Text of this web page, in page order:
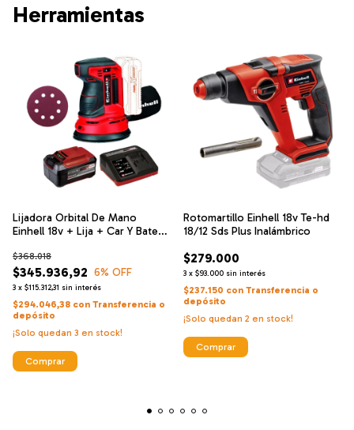
Herramientas
Lijadora Orbital De Mano
Einhell 18v + Lija + Car Y Bate
$345.936,92
$368.018
6% OFF
3 x $115.312,31 sin interés
$294.046,38 con Transferencia o
depósito
¡Solo quedan 3 en stock!
Comprar
Rotomartillo Einhell 18v Te-hd
18/12 Sds Plus Inalámbrico
$279.000
3 x $93.000 sin interés
$237.150 con Transferencia o
depósito
¡Solo quedan 2 en stock!
Comprar